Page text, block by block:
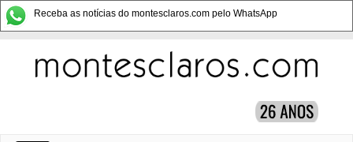
Receba as notícias do montesclaros.com pelo WhatsApp